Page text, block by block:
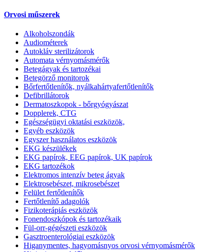
Orvosi műszerek
Alkoholszondák
Audiométerek
Autokláv sterilizátorok
Automata vérnyomásmérők
Betegágyak és tartozékai
Betegörző monitorok
Bőrfertőtlenítők, nyálkahártyafertőtlenítők
Defibrillátorok
Dermatoszkopok - bőrgyógyászat
Dopplerek, CTG
Egészségügyi oktatási eszközök,
Egyéb eszközök
Egyszer használatos eszközök
EKG készülékek
EKG papírok, EEG papírok, UK papírok
EKG tartozékok
Elektromos intenzív beteg ágyak
Elektrosebészet, mikrosebészet
Felület fertőtlenítők
Fertőtlenítő adagolók
Fizikoterápiás eszközök
Fonendoszkópok és tartozékaik
Fül-orr-gégészeti eszközök
Gasztroenterológiai eszközök
Higanymentes, hagyomásnyos orvosi vérnyomásmérők